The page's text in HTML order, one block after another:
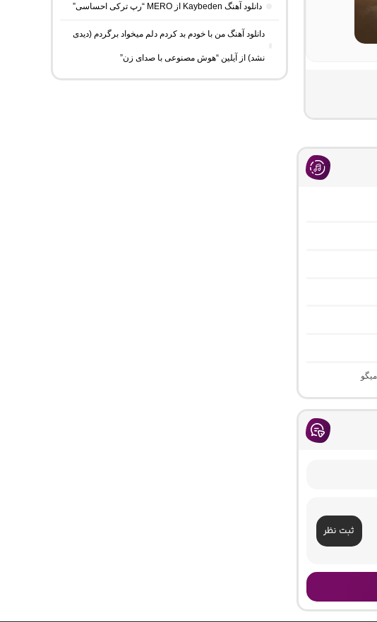
ثبت نظر
دانلود آهنگ Kaybeden از MERO “رپ ترکی احساسی”
دانلود آهنگ من با خودم بد کردم دلم میخواد برگردم (دیدی
نشد) از آیلین “هوش مصنوعی با صدای زن”